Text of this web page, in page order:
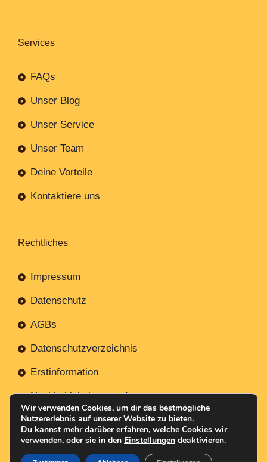
Services
FAQs
Unser Blog
Unser Service
Unser Team
Deine Vorteile
Kontaktiere uns
Rechtliches
Impressum
Datenschutz
AGBs
Datenschutzverzeichnis
Erstinformation
Nachhaltigkeitsverordnung
Wir verwenden Cookies, um dir das bestmögliche
Nutzererlebnis auf unserer Website zu bieten.
Du kannst mehr darüber erfahren, welche Cookies wir
verwenden, oder sie in den Einstellungen deaktivieren.